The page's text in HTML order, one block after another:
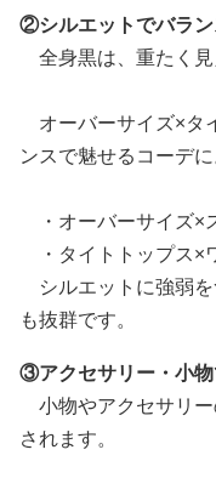
②シルエットでバラ
全身黒は、重たく見
オーバーサイズ×タ
ンスで魅せるコーデに
・オーバーサイズ×
・タイトトップス×
シルエットに強弱
も抜群です。
③アクセサリー・小
小物やアクセサリ
されます。